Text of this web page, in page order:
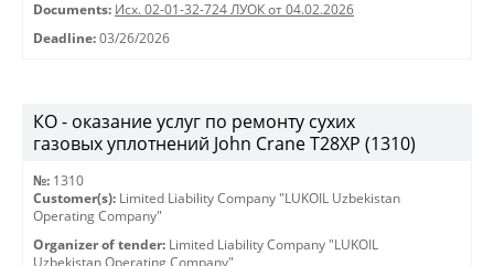
Documents: Исх. 02-01-32-724 ЛУОК от 04.02.2026
Deadline: 03/26/2026
КО - оказание услуг по ремонту сухих
газовых уплотнений John Crane T28XP (1310)
№: 1310
Customer(s): Limited Liability Company "LUKOIL Uzbekistan
Operating Company"
Organizer of tender: Limited Liability Company "LUKOIL
Uzbekistan Operating Company"